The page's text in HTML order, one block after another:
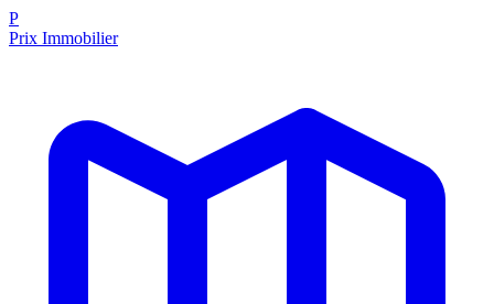
P
Prix Immobilier